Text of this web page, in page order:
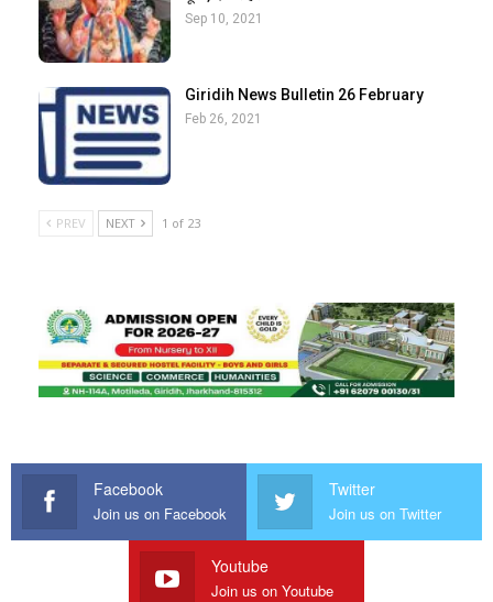
Sep 10, 2021
Giridih News Bulletin 26 February
Feb 26, 2021
PREV NEXT 1 of 23
Facebook
Join us on Facebook
Twitter
Join us on Twitter
Youtube
Join us on Youtube